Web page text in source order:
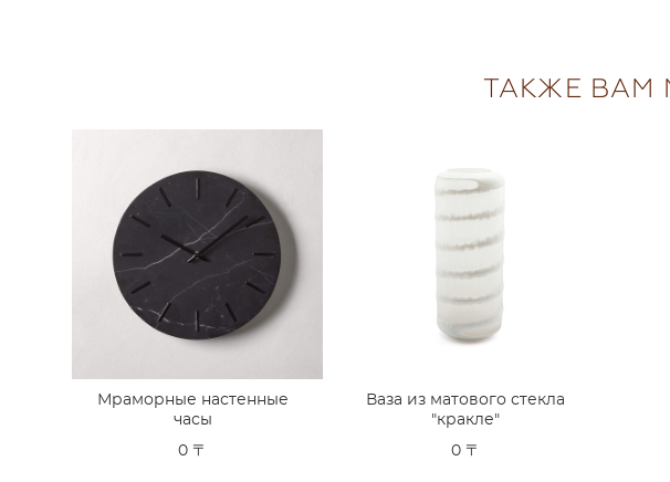
ТАКЖЕ ВАМ
Мраморные настенные
часы
0 〒
Ваза из матового стекла
"кракле"
0 〒